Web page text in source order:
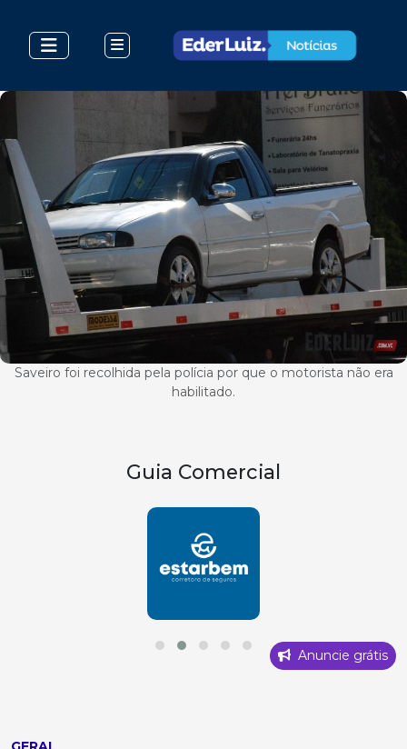
Saveiro foi recolhida pela polícia por que o motorista não era
habilitado.
Guia Comercial
Anuncie grátis